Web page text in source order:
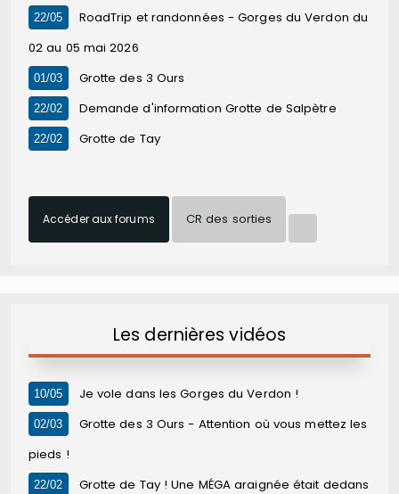
22/05
RoadTrip et randonnées - Gorges du Verdon du
02 au 05 mai 2026
01/03 Grotte des 3 Ours
22/02 Demande d'information Grotte de Salpètre
22/02 Grotte de Tay
Accéder aux forums CR des sorties
Les dernières vidéos
10/05 Je vole dans les Gorges du Verdon !
02/03
Grotte des 3 Ours - Attention où vous mettez les
pieds !
22/02
Grotte de Tay ! Une MÉGA araignée était dedans